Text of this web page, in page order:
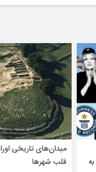
به
میدان‌های تاریخی
قلب شهرها